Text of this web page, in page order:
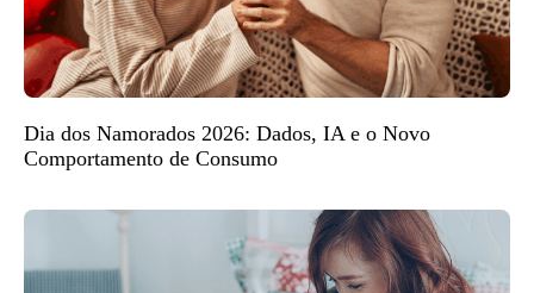
Dia dos Namorados 2026: Dados, IA e o Novo
Comportamento de Consumo